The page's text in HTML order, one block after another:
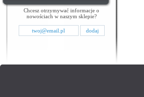
Chcesz otrzymywać informacje o
nowościach w naszym sklepie?